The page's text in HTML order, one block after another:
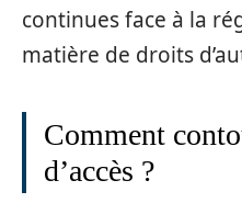
continues face à la
matière de droits
Comment
d’accès ?